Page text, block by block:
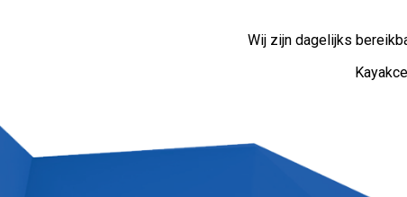
Wij zijn dagelijks